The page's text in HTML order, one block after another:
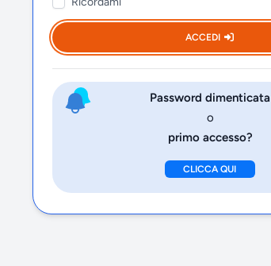
ACCEDI
Password dimenticata
o
primo accesso?
CLICCA QUI